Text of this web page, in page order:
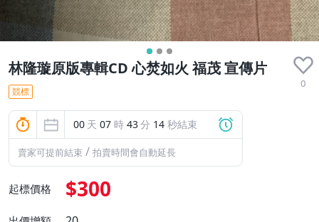
林隆璇原版專輯CD 心焚如火 福茂 宣傳片
0
競標
00 天 07 時 43分 13 秒結束
賣家可提前結束 / 拍賣時間會自動延長
起標價格 $300